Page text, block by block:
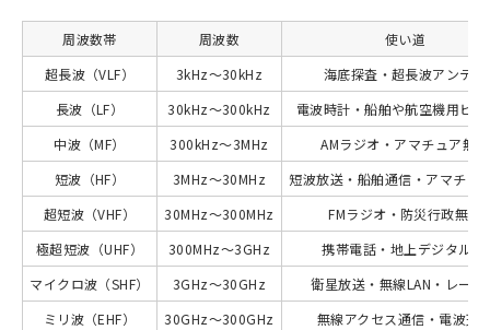
周波数帯 周波数
使い道
超長波（VLF）
3kHz〜30kHz
海底探査・超長波アンテナ
長波（LF）
30kHz〜300kHz
電波時計・船舶や航空機用ビ
中波（MF）
300kHz〜3MHz
AMラジオ・アマチュア無線
短波（HF）
3MHz〜30MHz
短波放送・船舶通信・アマチュ
超短波（VHF）
30MHz〜300MHz
FMラジオ・防災行政無線
極超短波（UHF）
300MHz〜3GHz
携帯電話・地上デジタルTV
マイクロ波（SHF）
3GHz〜30GHz
衛星放送・無線LAN・レーダ
ミリ波（EHF）
30GHz〜300GHz
無線アクセス通信・電波天